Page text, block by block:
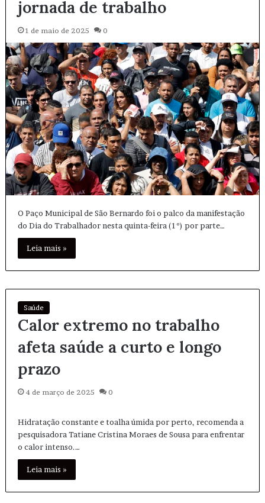
jornada de trabalho
1 de maio de 2025 0
O Paço Municipal de São Bernardo foi o palco da manifestação
do Dia do Trabalhador nesta quinta-feira (1º) por parte…
Leia mais »
Saúde
Calor extremo no trabalho
afeta saúde a curto e longo
prazo
4 de março de 2025 0
Hidratação constante e toalha úmida por perto, recomenda a
pesquisadora Tatiane Cristina Moraes de Sousa para enfrentar
o calor intenso.…
Leia mais »